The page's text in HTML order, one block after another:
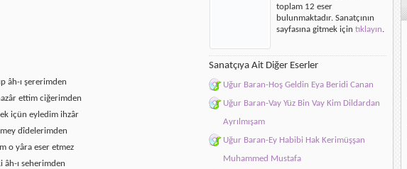
âh-ı şererimden
ettim ciğerimden
içün eyledim ihzâr
dîdelerimden
o yâra eser etmez
âh-ı seherimden
toplam 12 eser
bulunmaktadır. Sanatçının
sayfasına gitmek için tıklayın.
Sanatçıya Ait Diğer Eserler
Uğur Baran-Hoş Geldin Eya Beridi Canan
Uğur Baran-Vay Yüz Bin Vay Kim Dildardan
Ayrılmışam
Uğur Baran-Ey Habibi Hak Kerimüşşan
Muhammed Mustafa